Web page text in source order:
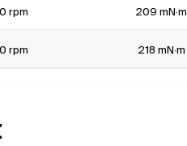
rpm 209 mN·m
rpm 218 mN·m